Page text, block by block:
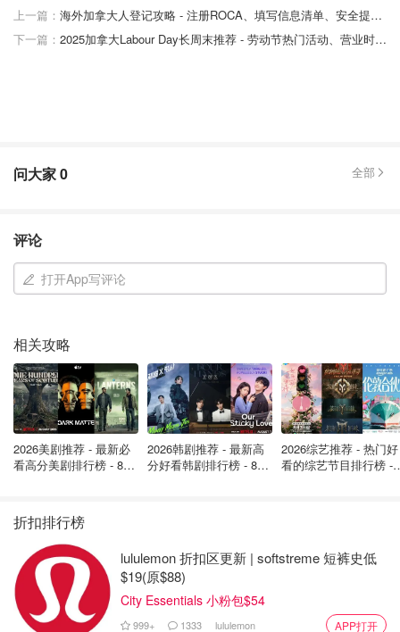
任天堂
院体验
地点： Richmond Olympic Oval –
6111 River Road, Richmond
Fresh Air
Cinema放映的
周
最丰盛的餐点
旅程将带您穿
和高架桥。当
的花园铁路。
时间：即日起至 2023 年 9 月 4 日
每年展会的一
大亮点是 在
PNE 露天剧场
举办的大型音
乐会。音乐爱
的激动人心的
上一篇：
海外加拿大人登记攻略 - 注册ROCA、填写信息清单、安全提醒方式
下一篇：
2025加拿大Labour Day长周末推荐 - 劳动节热门活动、营业时间、度假路线和注意事项
问大家0 全部
评论
打开App写评论
相关攻略
2026美剧推荐 - 最新必
看高分美剧排行榜 - 8月
2026韩剧推荐 - 最新高
分好看韩剧排行榜 - 8月
2026综艺推荐 - 热门好
看的综艺节目排行榜 -
折扣排行榜
lululemon 折扣区更新 | softstreme 短裤史低
$19(原$88)
City Essentials 小粉包$54
999+ 1333 lululemon APP打开